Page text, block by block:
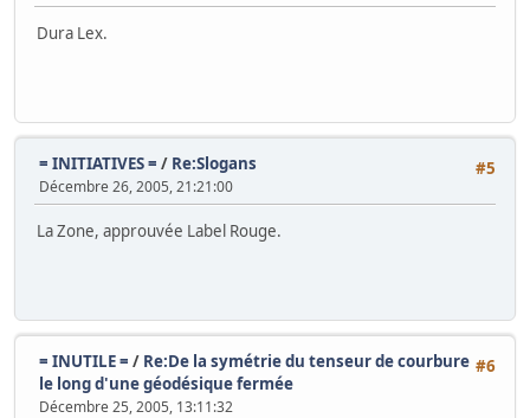
Dura Lex.
#5
= INITIATIVES = / Re:Slogans
Décembre 26, 2005, 21:21:00
La Zone, approuvée Label Rouge.
#6
= INUTILE = / Re:De la symétrie du tenseur de courbure
le long d'une géodésique fermée
Décembre 25, 2005, 13:11:32